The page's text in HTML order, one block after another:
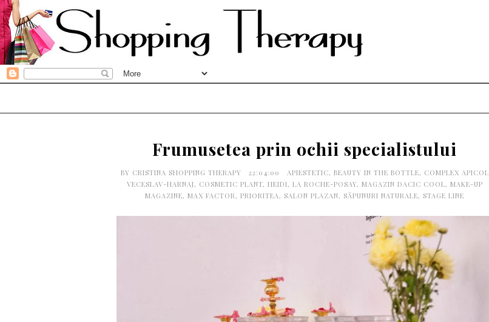
Frumusetea prin ochii specialistului
BY CRISTINA SHOPPING THERAPY 22:04:00 APIESTETIC, BEAUTY IN THE BOTTLE, COMPLEX APICOL
VECESLAV-HARNAJ, COSMETIC PLANT, HEIDI, LA ROCHE-POSAY, MAGAZIN DACIC COOL, MAKE-UP
MAGAZINE, MAX FACTOR, PRIORITEA, SALON PLAZAN, SĂPUNURI NATURALE, STAGE LINE